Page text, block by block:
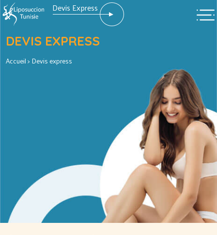
Devis Express
DEVIS EXPRESS
Accueil> Devis express